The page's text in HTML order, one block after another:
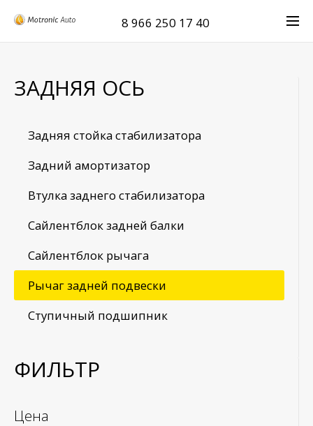
8 966 250 17 40
ЗАДНЯЯ ОСЬ
Задняя стойка стабилизатора
Задний амортизатор
Втулка заднего стабилизатора
Сайлентблок задней балки
Сайлентблок рычага
Рычаг задней подвески
Ступичный подшипник
ФИЛЬТР
Цена